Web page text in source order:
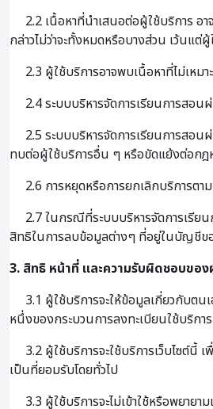
2.2 เนื้อหาที่นำเสนอต่อผู้ใช้บริการ อ
กล่าวไม่ว่าจะทั้งหมดหรือบางส่วน เว้นแต่
2.3 ผู้ใช้บริการอาจพบเนื้อหาที่ไม่เหม
2.4 ระบบบริหารจัดการเรียนการสอน
2.5 ระบบบริหารจัดการเรียนการสอนผ่
ทบต่อผู้ใช้บริการอื่น ๆ หรือขัดแย้งต่อกฎ
2.6 การหยุดหรือการยกเลิกบริการตา
2.7 ในกรณีที่ระบบบริหารจัดการเรียน
สิทธิในการลบข้อมูลต่างๆ ที่อยู่ในบัญชีขอ
3. สิทธิ หน้าที่ และความรับผิดชอบของ
3.1 ผู้ใช้บริการจะให้ข้อมูลเกี่ยวกับตน
หนึ่งของกระบวนการลงทะเบียนใช้บริกา
3.2 ผู้ใช้บริการจะใช้บริการเว็บไซต์นี้
เป็นที่ยอมรับโดยทั่วไป
3.3 ผู้ใช้บริการจะไม่เข้าใช้หรือพยาย